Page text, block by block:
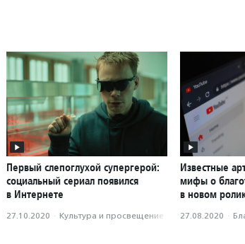
Первый слепоглухой супергерой:
социальный сериал появился
в Интернете
27.10.2020 · Культура и просвещение
Известные
мифы о
в новом
27.08.2020 ·